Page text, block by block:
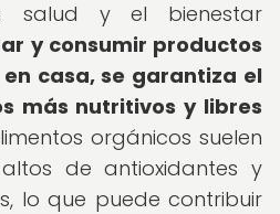
salud y el bienestar
y consumir productos
casa, se garantiza el
más nutritivos y libres
orgánicos suelen
de antioxidantes y
lo que puede contribuir